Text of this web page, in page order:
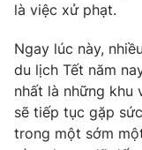
Thị trường 24h
VTV4
VTV9
là việc xử phạt.
Ngay lúc này,
du lịch Tết năm
nhất là những khu
sẽ tiếp tục gặp
trong một sớm